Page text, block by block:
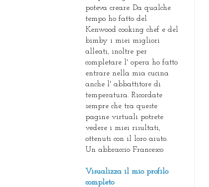
poteva creare. Da qualche
tempo ho fatto del
Kenwood cooking chef e del
bimby i miei migliori
alleati, inoltre per
completare l' opera ho fatto
entrare nella mia cucina
anche l' abbattitore di
temperatura. Ricordate
sempre che tra queste
pagine virtuali potrete
vedere i miei risultati,
ottenuti con il loro aiuto.
Un abbraccio Francesco
Visualizza il mio profilo
completo